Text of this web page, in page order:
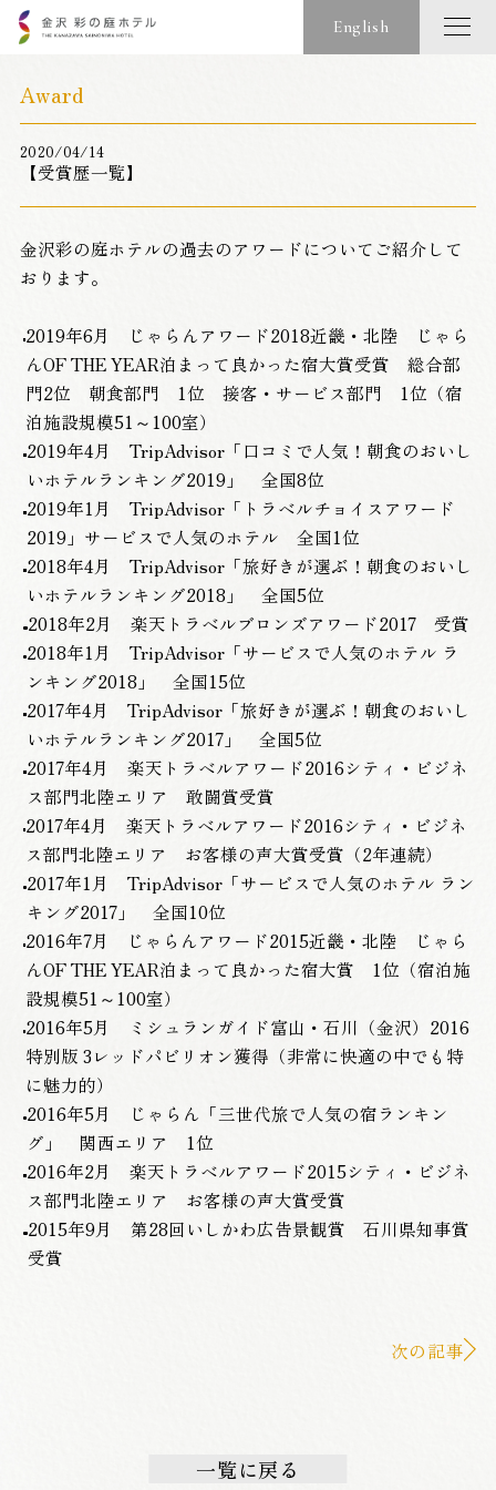
English
Award
2020/04/14
【受賞歴一覧】
金沢彩の庭ホテルの過去のアワードについてご紹介して
おります。
2019年6月 じゃらんアワード2018近畿・北陸 じゃら
んOF THE YEAR泊まって良かった宿大賞受賞 総合部
門2位 朝食部門 1位 接客・サービス部門 1位（宿
泊施設規模51～100室）
2019年4月 TripAdvisor「口コミで人気！朝食のおいし
いホテルランキング2019」 全国8位
2019年1月 TripAdvisor「トラベルチョイスアワード
2019」サービスで人気のホテル 全国1位
2018年4月 TripAdvisor「旅好きが選ぶ！朝食のおいし
いホテルランキング2018」 全国5位
2018年2月 楽天トラベルブロンズアワード2017 受賞
2018年1月 TripAdvisor「サービスで人気のホテル ラ
ンキング2018」 全国15位
2017年4月 TripAdvisor「旅好きが選ぶ！朝食のおいし
いホテルランキング2017」 全国5位
2017年4月 楽天トラベルアワード2016シティ・ビジネ
ス部門北陸エリア 敢闘賞受賞
2017年4月 楽天トラベルアワード2016シティ・ビジネ
ス部門北陸エリア お客様の声大賞受賞（2年連続）
2017年1月 TripAdvisor「サービスで人気のホテル ラン
キング2017」 全国10位
2016年7月 じゃらんアワード2015近畿・北陸 じゃら
んOF THE YEAR泊まって良かった宿大賞 1位（宿泊施
設規模51～100室）
2016年5月 ミシュランガイド富山・石川（金沢）2016
特別版 3レッドパビリオン獲得（非常に快適の中でも特
に魅力的）
2016年5月 じゃらん「三世代旅で人気の宿ランキン
グ」 関西エリア 1位
2016年2月 楽天トラベルアワード2015シティ・ビジネ
ス部門北陸エリア お客様の声大賞受賞
2015年9月 第28回いしかわ広告景観賞 石川県知事賞
受賞
一覧に戻る
次の記事